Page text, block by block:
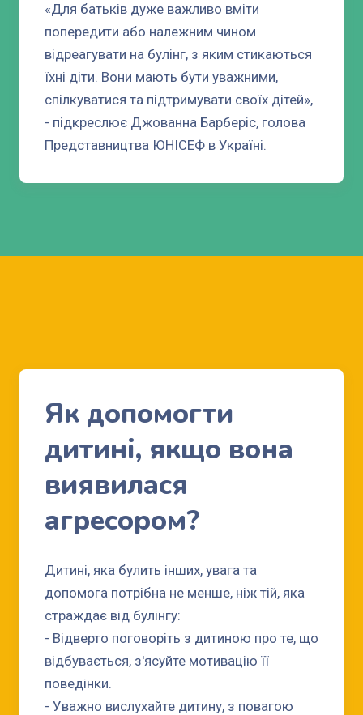
«Для батьків дуже важливо вміти
попередити або належним чином
відреагувати на булінг, з яким стикаються
їхні діти. Вони мають бути уважними,
спілкуватися та підтримувати своїх дітей»,
- підкреслює Джованна Барберіс, голова
Представництва ЮНІСЕФ в Україні.
Як допомогти
дитині, якщо вона
виявилася
агресором?
Дитині, яка булить інших, увага та
допомога потрібна не менше, ніж тій, яка
страждає від булінгу:
- Відверто поговоріть з дитиною про те, що
відбувається, з'ясуйте мотивацію її
поведінки.
- Уважно вислухайте дитину, з повагою